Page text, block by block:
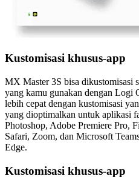
Kustomisasi khusus-app
MX Master 3S bisa dikustomisasi
yang kamu gunakan dengan Logi
lebih cepat dengan kustomisasi
yang dioptimalkan untuk aplikasi
Photoshop, Adobe Premiere Pro,
Safari, Zoom, dan Microsoft
Edge.
Kustomisasi khusus-app